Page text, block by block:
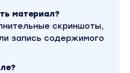
первыми кейсами
и риска
может добавить
материал?
скриншоты,
запись содержимого